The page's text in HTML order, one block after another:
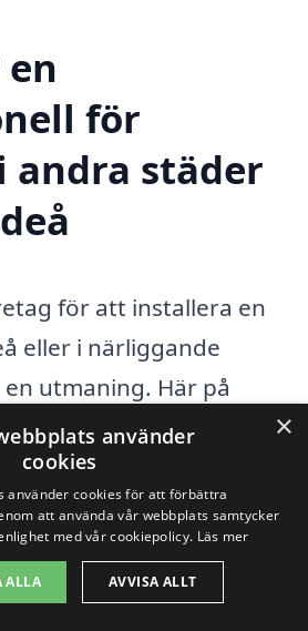
för
andra städer
för att installera en
eller i närliggande
utmaning. Här på
hjälper vi dig att enkelt få
hantverkare
dig de bästa
anpassa balkongen efter
och med rätt hjälp
×
använder
cookies
använder cookies för att förbättra
att använda vår webbplats samtycker
med vår cookiepolicy. Läs mer
ALLA AVVISA ALLT